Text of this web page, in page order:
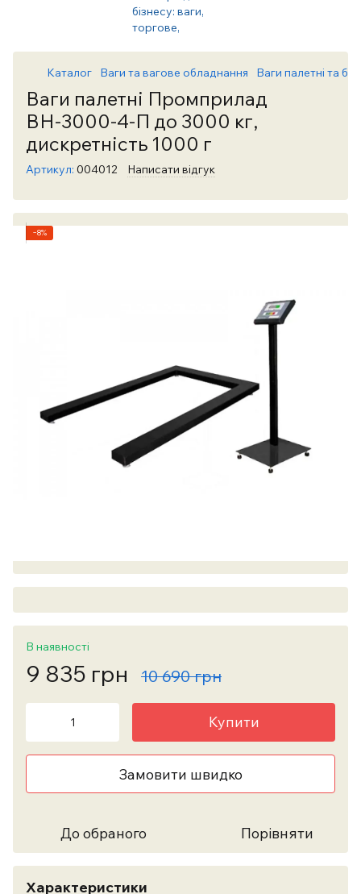
Каталог Ваги та вагове обладнання Ваги палетні та
Ваги палетні Промприлад
ВН-3000-4-П до 3000 кг,
дискретність 1000 г
Артикул: 004012 Написати відгук
−8%
В наявності
9 835 грн 10 690 грн
Купити
Замовити швидко
До обраного Порівняти
Характеристики